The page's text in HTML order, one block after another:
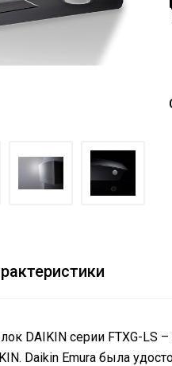
DAIKIN серии FTXG-LS
. Daikin Emura была